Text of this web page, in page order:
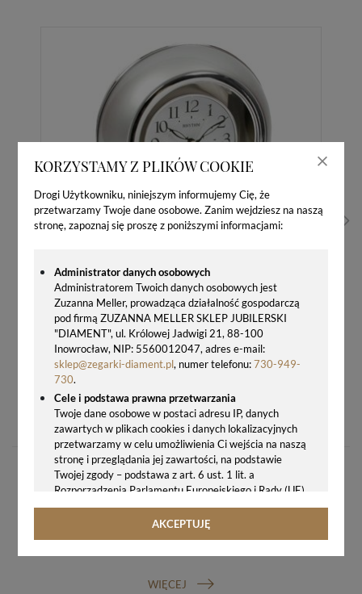
KORZYSTAMY Z PLIKÓW COOKIE
Drogi Użytkowniku, niniejszym informujemy Cię, że
przetwarzamy Twoje dane osobowe. Zanim wejdziesz na naszą
stronę, zapoznaj się proszę z poniższymi informacjami:
Administrator danych osobowych
Administratorem Twoich danych osobowych jest
Zuzanna Meller, prowadząca działalność gospodarczą
pod firmą ZUZANNA MELLER SKLEP JUBILERSKI
"DIAMENT", ul. Królowej Jadwigi 21, 88-100
Inowrocław, NIP: 5560012047, adres e-mail:
sklep@zegarki-diament.pl, numer telefonu:730-949-
730.
Cele i podstawa prawna przetwarzania
Twoje dane osobowe w postaci adresu IP, danych
zawartych w plikach cookies i danych lokalizacyjnych
przetwarzamy w celu umożliwienia Ci wejścia na naszą
stronę i przeglądania jej zawartości, na podstawie
Twojej zgody – podstawa z art. 6 ust. 1 lit. a
Rozporządzenia Parlamentu Europejskiego i Rady (UE)
2016/679 z 27.04.2016 r. w sprawie ochrony osób
fizycznych w związku z przetwarzaniem danych
AKCEPTUJĘ
ZEGAR KOMINKOWY SREBRNY RHYTHM 4SG696WR19
645,00 zł
WIĘCEJ